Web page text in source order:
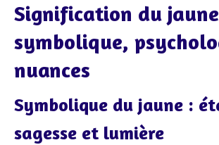
Signification du
symbolique,
nuances
Symbolique du jaune :
sagesse et lumière